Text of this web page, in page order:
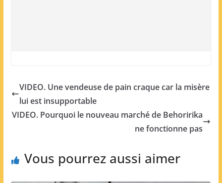
VIDEO. Une vendeuse de pain craque car la misère
lui est insupportable
VIDEO. Pourquoi le nouveau marché de Behoririka
ne fonctionne pas
Vous pourrez aussi aimer